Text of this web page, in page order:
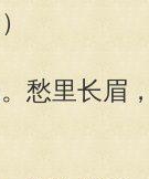
愁里长眉